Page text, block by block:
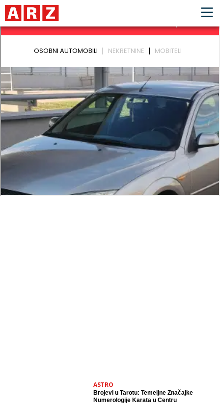
ASTRO
Brojevi u Tarotu: Temeljne Značajke
Numerologije Karata u Centru